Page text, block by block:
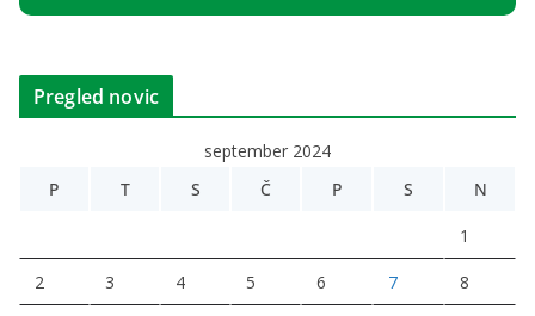
Pregled novic
september 2024
P
T S Č P S N
1
2 3 4 5 6 7 8